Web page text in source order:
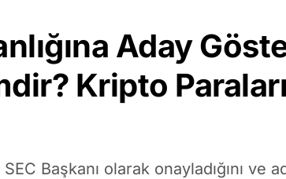
Aday
Kripto
Başkanı olarak onayladığını ve